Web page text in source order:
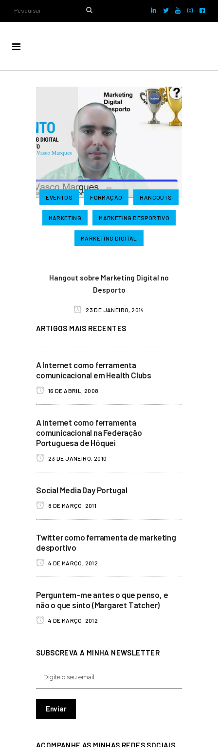
EVENTOS FORMAÇÃO HANGOUTS
MARKETING MARKETING DESPORTIVO
MARKETING DIGITAL
Hangout sobre Marketing Digital no
Desporto
23 DE JANEIRO, 2014
ARTIGOS MAIS RECENTES
A Internet como ferramenta
comunicacional em Health Clubs
16 DE ABRIL, 2008
A internet como ferramenta
comunicacional na Federação
Portuguesa de Hóquei
23 DE JANEIRO, 2010
Social Media Day Portugal
8 DE MARÇO, 2011
Twitter como ferramenta de marketing
desportivo
4 DE MARÇO, 2012
Perguntem-me antes o que penso, e
não o que sinto (Margaret Tatcher)
4 DE MARÇO, 2012
SUBSCREVA A MINHA NEWSLETTER
ACOMPANHE AS MINHAS REDES SOCIAIS